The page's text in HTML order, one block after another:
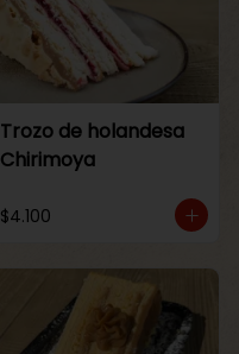
Trozo de holandesa
Chirimoya
$4.100